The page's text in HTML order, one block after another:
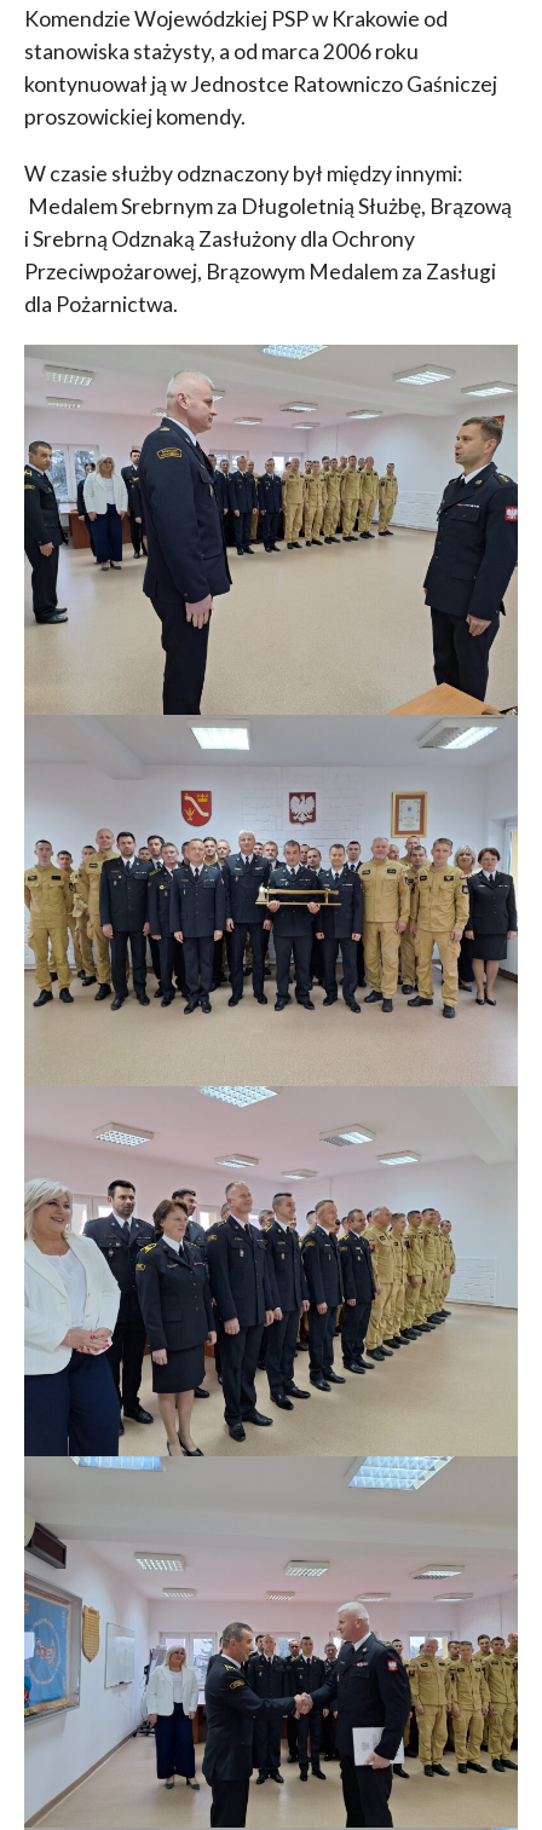
Komendzie Wojewódzkiej PSP w Krakowie od
stanowiska stażysty, a od marca 2006 roku
kontynuował ją w Jednostce Ratowniczo Gaśniczej
proszowickiej komendy.
W czasie służby odznaczony był między innymi:
Medalem Srebrnym za Długoletnią Służbę, Brązową
i Srebrną Odznaką Zasłużony dla Ochrony
Przeciwpożarowej, Brązowym Medalem za Zasługi
dla Pożarnictwa.